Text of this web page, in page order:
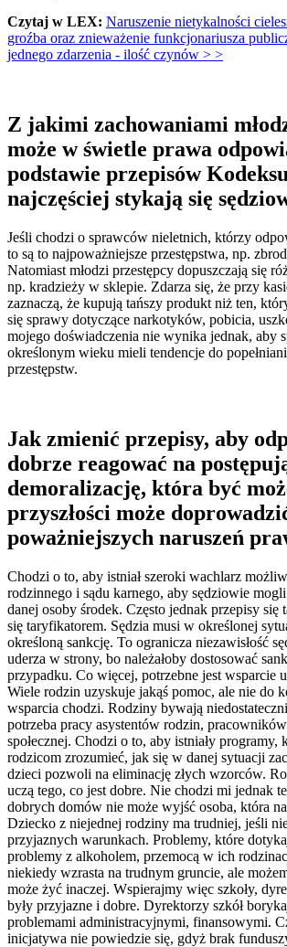
Czytaj w LEX: Naruszenie nietykalności
groźba oraz znieważenie funkcjonariusza
jednego zdarzenia - ilość czynów > >
Z jakimi zachowaniami
może w świetle prawa
podstawie przepisów
najczęściej stykają się
Jeśli chodzi o sprawców nieletnich, którzy
to są to najpoważniejsze przestępstwa, np.
Natomiast młodzi przestępcy dopuszczają się
np. kradzieży w sklepie. Zdarza się, że przy
zaznaczą, że kupują tańszy produkt niż ten,
się sprawy dotyczące narkotyków, pobicia,
mojego doświadczenia nie wynika jednak, aby
określonym wieku mieli tendencje do
przestępstw.
Jak zmienić przepisy, aby
dobrze reagować na
demoralizację, która być
przyszłości może
poważniejszych naruszeń
Chodzi o to, aby istniał szeroki wachlarz
rodzinnego i sądu karnego, aby sędziowie
danej osoby środek. Często jednak przepisy się
się taryfikatorem. Sędzia musi w określonej
określoną sankcję. To ogranicza niezawisłość
uderza w strony, bo należałoby dostosować
przypadku. Co więcej, potrzebne jest wsparcie
Wiele rodzin uzyskuje jakąś pomoc, ale nie do
wsparcia chodzi. Rodziny bywają
potrzeba pracy asystentów rodzin,
społecznej. Chodzi o to, aby istniały programy,
rodzicom zrozumieć, jak się w danej sytuacji
dzieci pozwoli na eliminację złych wzorców.
uczą tego, co jest dobre. Nie chodzi mi jednak
dobrych domów nie może wyjść osoba, która
Dziecko z niejednej rodziny ma trudniej, jeśli
przyjaznych warunkach. Problemy, które
problemy z alkoholem, przemocą w ich
niekiedy wzrasta na trudnym gruncie, ale
może żyć inaczej. Wspierajmy więc szkoły,
były przyjazne i dobre. Dyrektorzy szkół
problemami administracyjnymi, finansowymi.
inicjatywa nie powiedzie się, gdyż brak